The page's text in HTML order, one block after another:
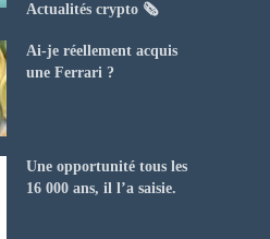
Actualités crypto 🗞️
Ai-je réellement acquis
une Ferrari ?
Une opportunité tous les
16 000 ans, il l’a saisie.